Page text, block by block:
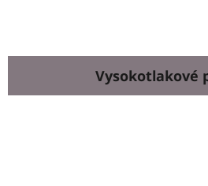
Vysokotlakové